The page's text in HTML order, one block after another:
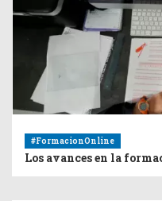
#FormacionOnline
Los avances en la